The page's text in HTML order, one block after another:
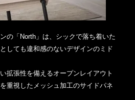
の「North」は、シックで落ち着いた
しても違和感のないデザインのミド
拡張性を備えるオープンレイアウト
重視したメッシュ加工のサイドパネ